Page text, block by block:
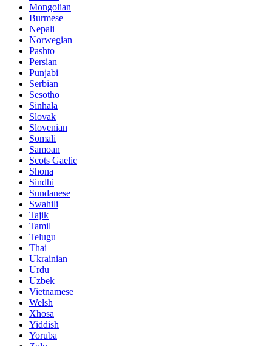
Mongolian
Burmese
Nepali
Norwegian
Pashto
Persian
Punjabi
Serbian
Sesotho
Sinhala
Slovak
Slovenian
Somali
Samoan
Scots Gaelic
Shona
Sindhi
Sundanese
Swahili
Tajik
Tamil
Telugu
Thai
Ukrainian
Urdu
Uzbek
Vietnamese
Welsh
Xhosa
Yiddish
Yoruba